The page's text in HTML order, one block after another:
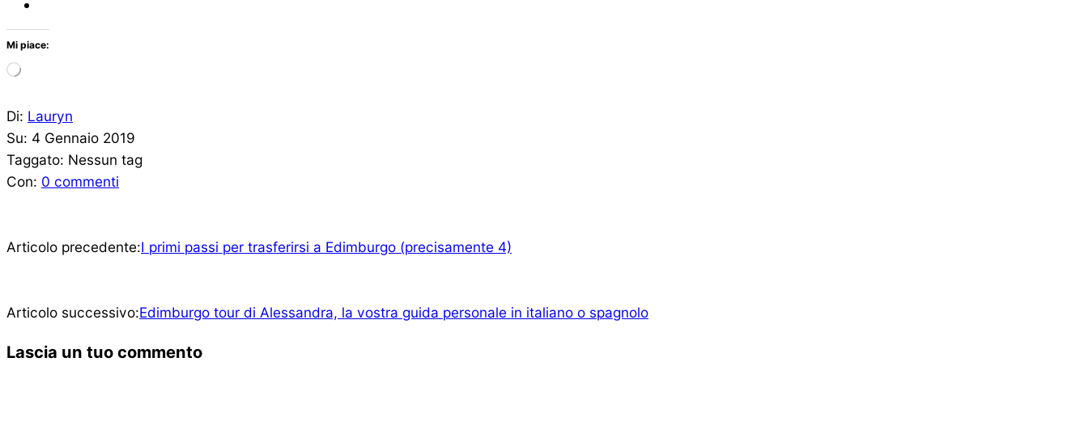
Mi piace:
Caricamento
2019-
01-
04
Di: Lauryn
Su: 4 Gennaio 2019
Taggato: Nessun tag
Con: 0 commenti
Articolo precedente:I primi passi per trasferirsi a Edimburgo (precisamente 4)
Articolo successivo:Edimburgo tour di Alessandra, la vostra guida personale in italiano o spagnolo
Lascia un tuo commento